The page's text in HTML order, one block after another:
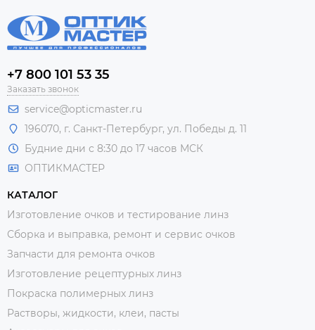
+7 800 101 53 35
Заказать звонок
service@opticmaster.ru
196070, г. Санкт-Петербург, ул. Победы д. 11
Будние дни с 8:30 до 17 часов МСК
ОПТИКМАСТЕР
КАТАЛОГ
Изготовление очков и тестирование линз
Сборка и выправка, ремонт и сервис очков
Запчасти для ремонта очков
Изготовление рецептурных линз
Покраска полимерных линз
Растворы, жидкости, клеи, пасты